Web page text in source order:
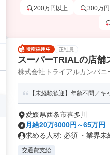
200万円以上 300万
正社員
スーパーTRIALの店舗
株式会社トライアルカンパニ
【未経験歓迎】年齢不問／
愛媛県西条市喜多川
月給20万6000円～65万円
求める人材: 必須 ・業界未
交通費支給